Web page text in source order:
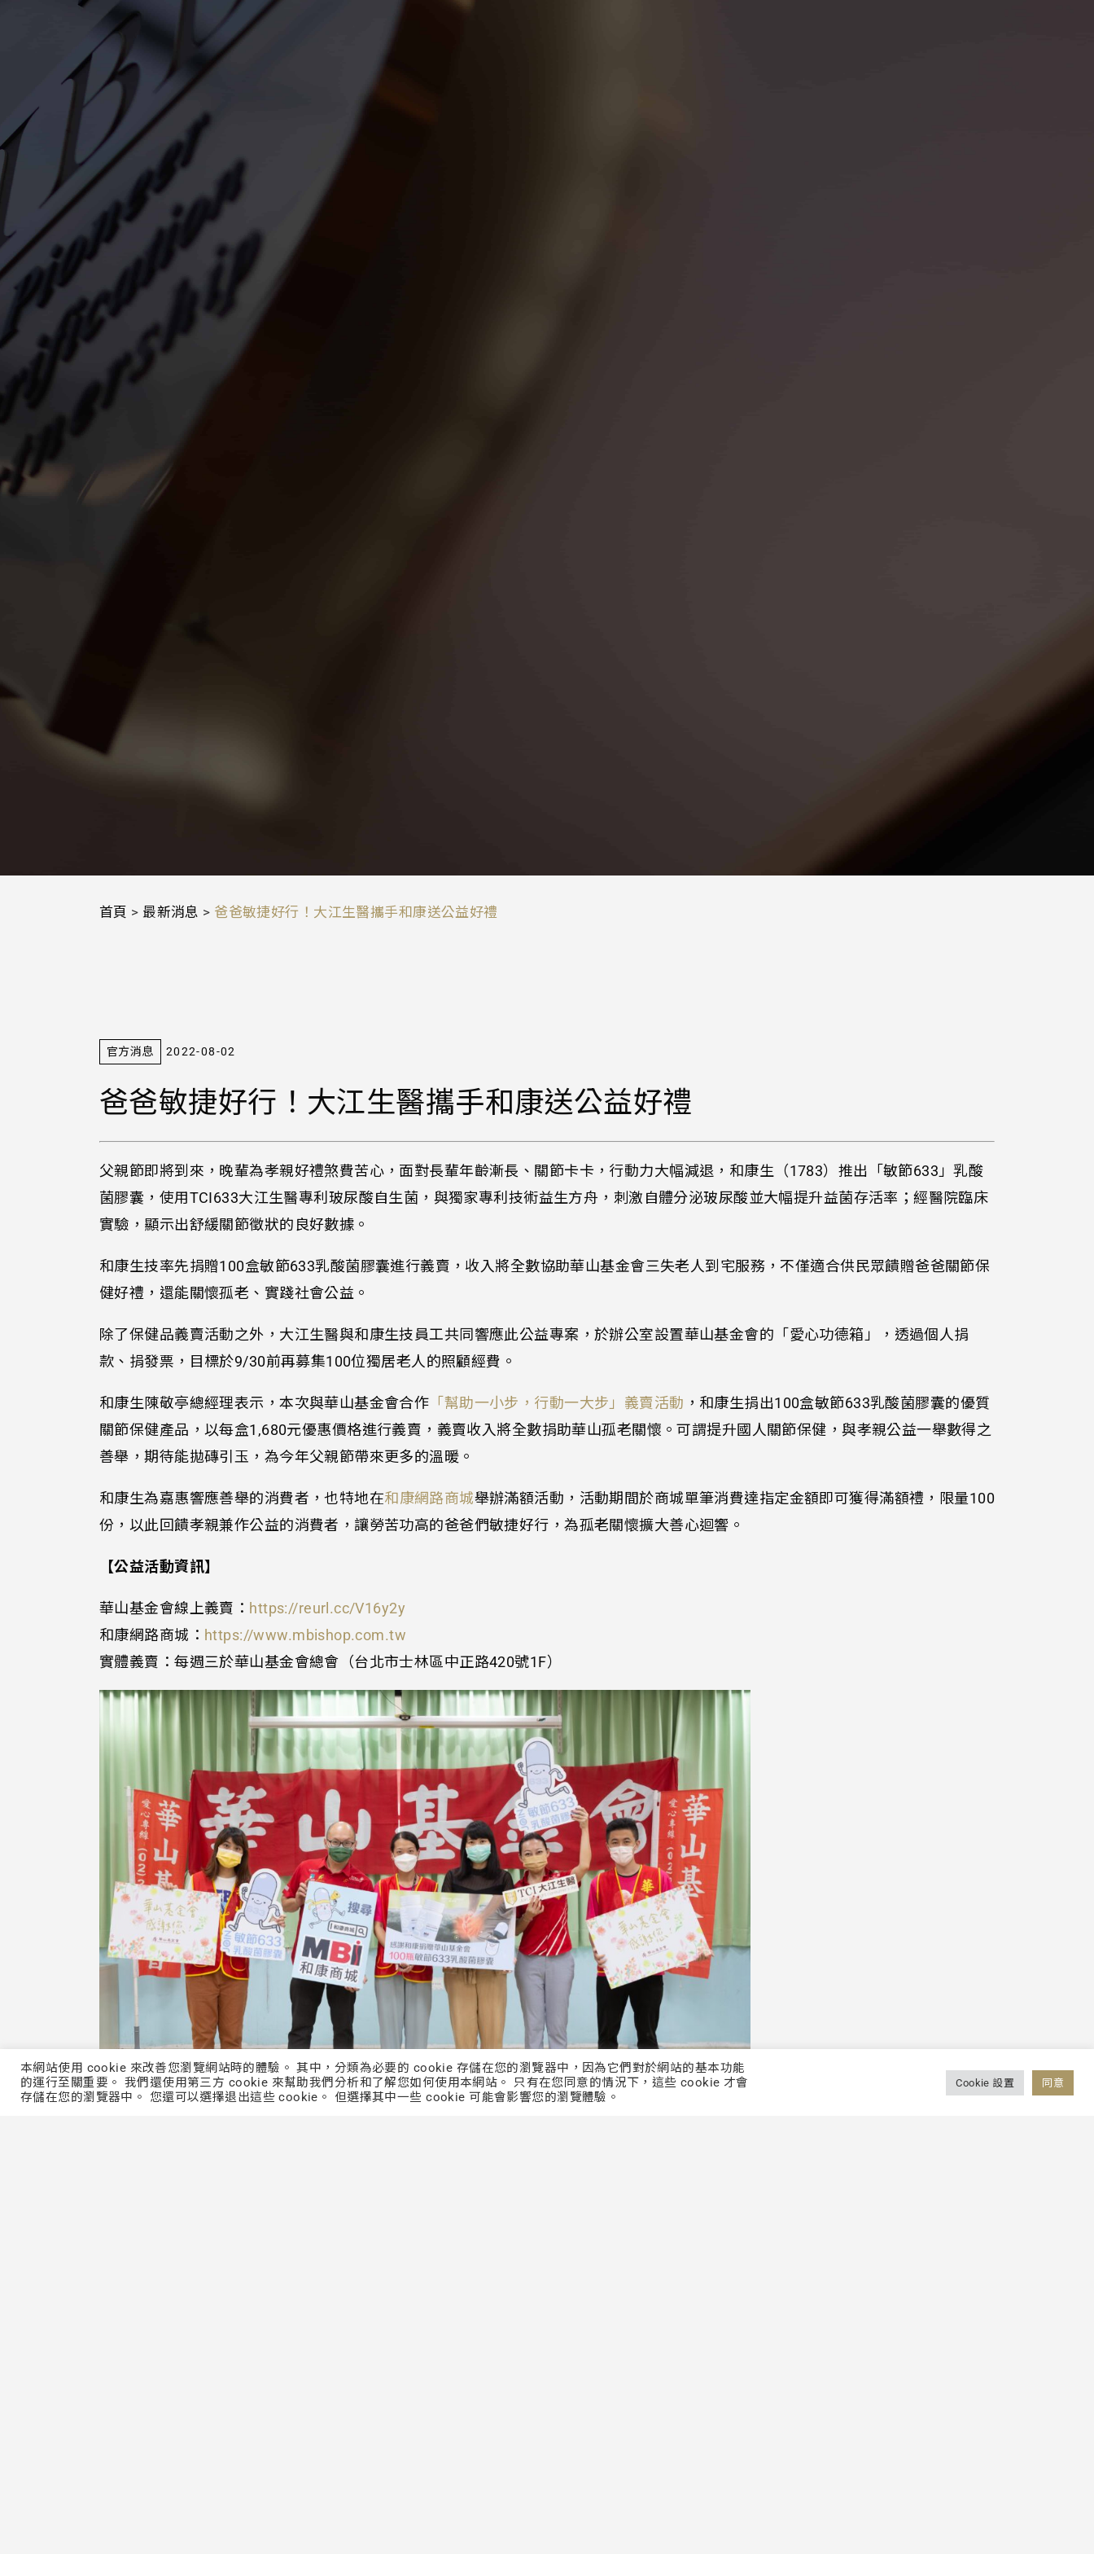
首頁 > 最新消息 > 爸爸敏捷好行！大江生醫攜手和康送公益好禮
官方消息 2022-08-02
爸爸敏捷好行！大江生醫攜手和康送公益好禮
父親節即將到來，晚輩為孝親好禮煞費苦心，面對長輩年齡漸長、關節卡卡，行動力大幅減退，和康生（1783）推出「敏節633」乳酸
菌膠囊，使用TCI633大江生醫專利玻尿酸自生菌，與獨家專利技術益生方舟，刺激自體分泌玻尿酸並大幅提升益菌存活率；經醫院臨床
實驗，顯示出舒緩關節徵狀的良好數據。
和康生技率先捐贈100盒敏節633乳酸菌膠囊進行義賣，收入將全數協助華山基金會三失老人到宅服務，不僅適合供民眾饋贈爸爸關節保
健好禮，還能關懷孤老、實踐社會公益。
除了保健品義賣活動之外，大江生醫與和康生技員工共同響應此公益專案，於辦公室設置華山基金會的「愛心功德箱」，透過個人捐
款、捐發票，目標於9/30前再募集100位獨居老人的照顧經費。
和康生陳敬亭總經理表示，本次與華山基金會合作 「幫助一小步，行動一大步」義賣活動 ，和康生捐出100盒敏節633乳酸菌膠囊的優質
關節保健產品，以每盒1,680元優惠價格進行義賣，義賣收入將全數捐助華山孤老關懷。可謂提升國人關節保健，與孝親公益一舉數得之
善舉，期待能拋磚引玉，為今年父親節帶來更多的溫暖。
和康生為嘉惠響應善舉的消費者，也特地在和康網路商城舉辦滿額活動，活動期間於商城單筆消費達指定金額即可獲得滿額禮，限量100
份，以此回饋孝親兼作公益的消費者，讓勞苦功高的爸爸們敏捷好行，為孤老關懷擴大善心迴響。
【公益活動資訊】
華山基金會線上義賣： https://reurl.cc/V16y2y
和康網路商城： https://www.mbishop.com.tw
實體義賣：每週三於華山基金會總會（台北市士林區中正路420號1F）
本網站使用 cookie 來改善您瀏覽網站時的體驗。 其中，分類為必要的 cookie 存儲在您的瀏覽器中，因為它們對於網站的基本功能
的運行至關重要。 我們還使用第三方 cookie 來幫助我們分析和了解您如何使用本網站。 只有在您同意的情況下，這些 cookie 才會
存儲在您的瀏覽器中。 您還可以選擇退出這些 cookie。 但選擇其中一些 cookie 可能會影響您的瀏覽體驗。
Cookie 設置 同意